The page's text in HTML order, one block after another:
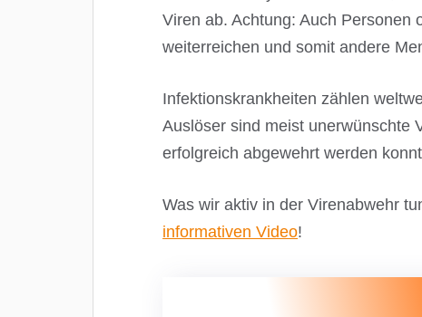
Viren ab. Achtung: Auch Personen
weiterreichen und somit andere
Infektionskrankheiten zählen
Auslöser sind meist unerwünschte
erfolgreich abgewehrt werden
Was wir aktiv in der Virenabwehr
informativen Video!